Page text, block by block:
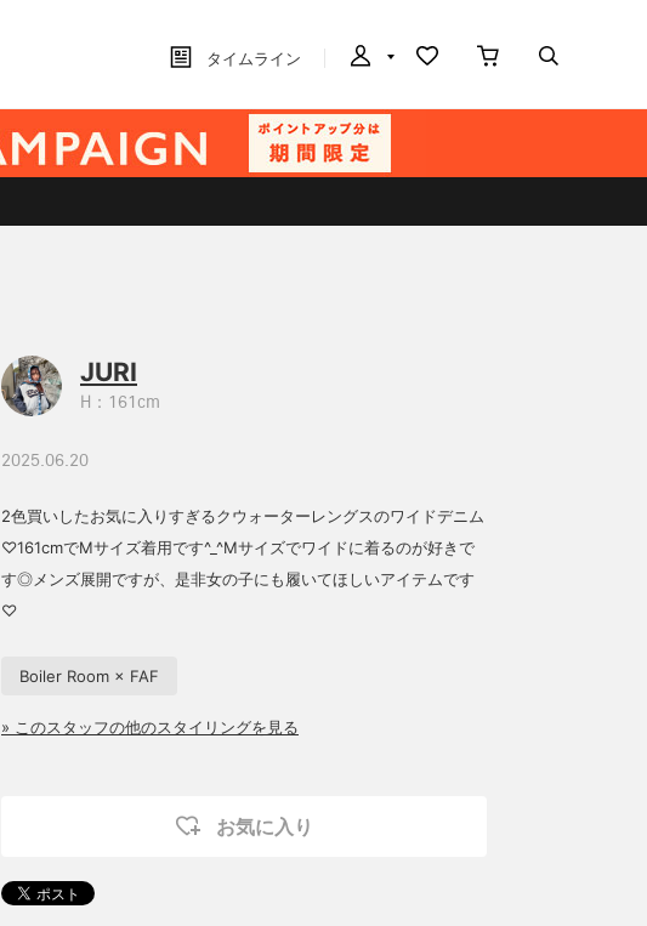
タイムライン
JURI
H：161cm
2025.06.20
2色買いしたお気に入りすぎるクウォーターレングスのワイドデニム
♡161cmでMサイズ着用です^_^Mサイズでワイドに着るのが好きで
す◎メンズ展開ですが、是非女の子にも履いてほしいアイテムです
♡
Boiler Room × FAF
» このスタッフの他のスタイリングを見る
お気に入り